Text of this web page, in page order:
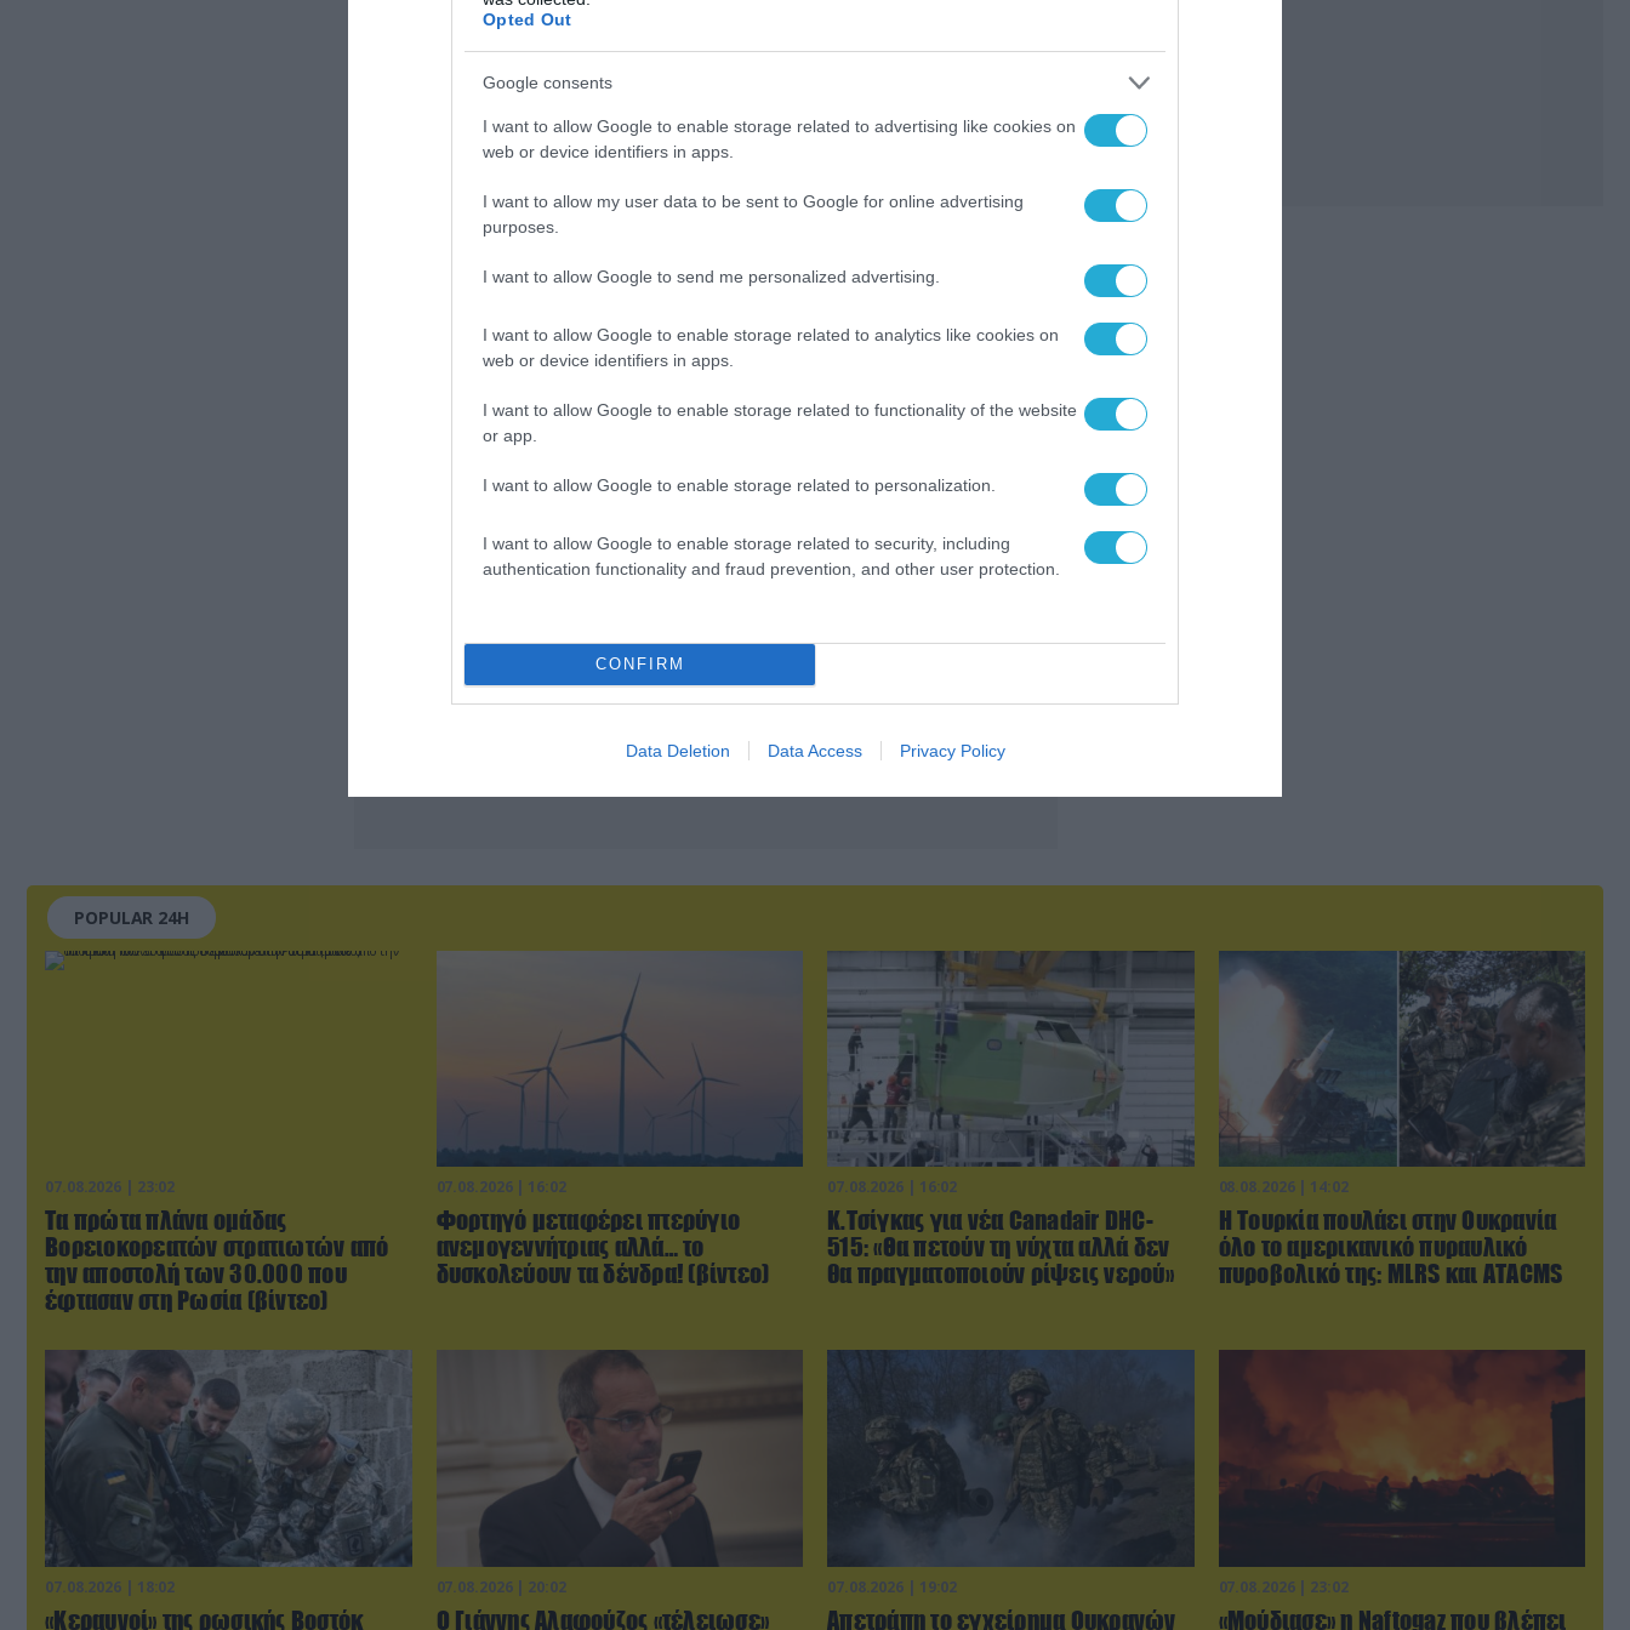
Opted Out
Google consents
I want to allow Google to enable storage related to advertising like cookies on
web or device identifiers in apps.
I want to allow my user data to be sent to Google for online advertising
purposes.
I want to allow Google to send me personalized advertising.
I want to allow Google to enable storage related to analytics like cookies on
web or device identifiers in apps.
I want to allow Google to enable storage related to functionality of the website
or app.
I want to allow Google to enable storage related to personalization.
I want to allow Google to enable storage related to security, including
authentication functionality and fraud prevention, and other user protection.
CONFIRM
Data Deletion Data Access Privacy Policy
Τμήμα ειδήσεων defencenet.gr
ΣΧΟΛΙΑΣΤΕ ΤΟ ΑΡΘΡΟ
POPULAR 24H
07.08.2026 | 23:02
Τα πρώτα πλάνα ομάδας
Βορειοκορεατών στρατιωτών από
την αποστολή των 30.000 που
έφτασαν στη Ρωσία (βίντεο)
07.08.2026 | 16:02
Φορτηγό μεταφέρει πτερύγιο
ανεμογεννήτριας αλλά… το
δυσκολεύουν τα δένδρα! (βίντεο)
07.08.2026 | 16:02
Κ.Τσίγκας για νέα Canadair DHC-
515: «Θα πετούν τη νύχτα αλλά δεν
θα πραγματοποιούν ρίψεις νερού»
08.08.2026 | 14:02
Η Τουρκία πουλάει στην Ουκρανία
όλο το αμερικανικό πυραυλικό
πυροβολικό της: MLRS και ΑΤΑCMS
07.08.2026 | 18:02
«Κεραυνοί» της ρωσικής Βοστόκ
07.08.2026 | 20:02
Ο Γιάννης Αλαφούζος «τέλειωσε»
07.08.2026 | 19:02
Απετράπη το εγχείρημα Ουκρανών
07.08.2026 | 23:02
«Μούδιασε» η Naftogaz που βλέπει